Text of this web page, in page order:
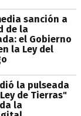
sanción a
de la
el Gobierno
la Ley del
la pulseada
de Tierras"
la